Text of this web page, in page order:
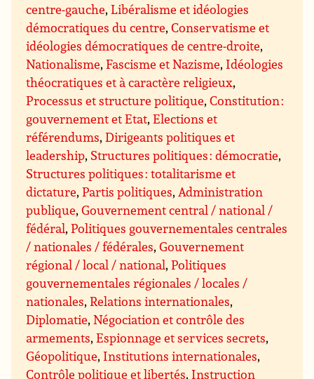
centre-gauche,Libéralisme et idéologies
démocratiques du centre,Conservatisme et
idéologies démocratiques de centre-droite,
Nationalisme,Fascisme et Nazisme, Idéologies
théocratiques et à caractère religieux,
Processus et structure politique,Constitution :
gouvernement et Etat,Elections et
référendums,Dirigeants politiques et
leadership, Structures politiques : démocratie,
Structures politiques : totalitarisme et
dictature,Partis politiques,Administration
publique,Gouvernement central / national /
fédéral,Politiques gouvernementales centrales
/ nationales / fédérales,Gouvernement
régional / local / national,Politiques
gouvernementales régionales / locales /
nationales,Relations internationales,
Diplomatie,Négociation et contrôle des
armements,Espionnage et services secrets,
Géopolitique, Institutions internationales,
Contrôle politique et libertés, Instruction